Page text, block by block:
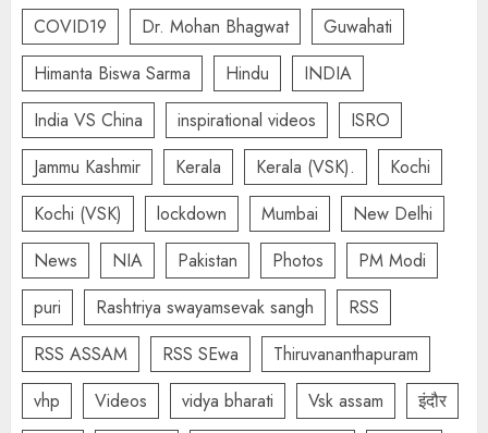
COVID19
Dr. Mohan Bhagwat
Guwahati
Himanta Biswa Sarma
Hindu
INDIA
India VS China
inspirational videos
ISRO
Jammu Kashmir
Kerala Kerala (VSK).
Kochi
Kochi (VSK)
lockdown Mumbai
New Delhi
News
NIA Pakistan Photos
PM Modi
puri
Rashtriya swayamsevak sangh
RSS
RSS ASSAM
RSS SEwa
Thiruvananthapuram
vhp
Videos vidya bharati Vsk assam
इंदौर